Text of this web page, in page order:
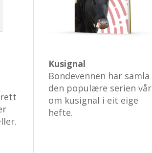
Kusignal
Bondevennen har samla
den populære serien vår
om kusignal i eit eige
hefte.